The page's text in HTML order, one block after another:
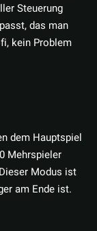
Steuerung
das man
kein Problem
dem Hauptspiel
Mehrspieler
Modus ist
am Ende ist.